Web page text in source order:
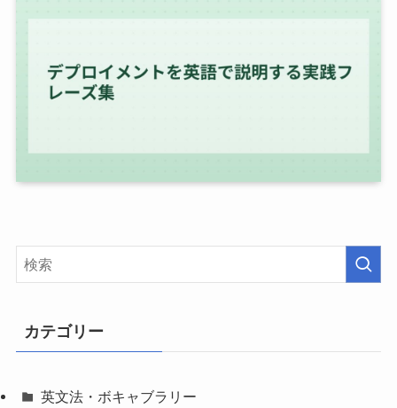
カテゴリー
英文法・ボキャブラリー